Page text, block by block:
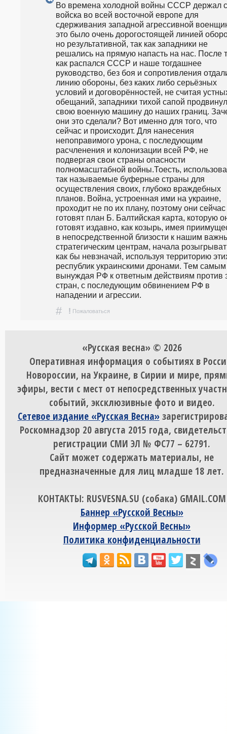
Во времена холодной войны СССР держал
войска во всей восточной европе для
сдерживания западной агрессивной
это было очень дорогостоящей линией
но результативной, так как западники не
решались на прямую напасть на нас. После
как распался СССР и наше тогдашнее
руководство, без боя и сопротивления
линию обороны, без каких либо серьёзных
условий и договорённостей, не считая
обещаний, западники тихой сапой
свою военную машину до наших границ.
они это сделали? Вот именно для того, что
сейчас и происходит. Для нанесения
непоправимого урона, с последующим
расчленения и колонизации всей РФ, не
подвергая свои страны опасности
полномасштабной войны.Тоесть,
так называемые буферные страны для
осуществления своих, глубоко враждебных
планов. Война, устроенная ими на украине,
проходит не по их плану, поэтому они сейчас
готовят план Б. Балтийская карта, которую
готовят издавно, как козырь, имея
в непосредственной близости к нашим
стратегическим центрам, начала
как бы невзначай, используя территорию
республик украинскими дронами. Тем самым
вынуждая РФ к ответным действиям против
стран, с последующим обвинением РФ в
нападении и агрессии.
# ! Пожаловаться
«Русская весна» © 2026
Оперативная информация о событиях в
Новороссии, на Украине, в Сирии и мире,
эфиры, вести с мест от непосредственных
событий, эксклюзивные фото и видео.
Сетевое издание «Русская Весна»
Роскомнадзор 20 августа 2015 года,
регистрации СМИ ЭЛ № ФС77 – 62791.
Сайт может содержать материалы, не
предназначенные для лиц младше 18 лет.
КОНТАКТЫ: RUSVESNA.SU (собака) GMAIL.COM
Баннер «Русской Весны»
Информер «Русской Весны»
Политика конфиденциальности